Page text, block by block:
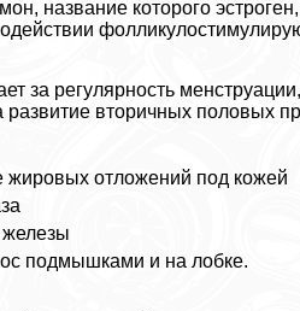
название которого
за регулярность
развитие вторичных пoлoвых
жировых отложений под кожей
железы
подмышками и на лобке.